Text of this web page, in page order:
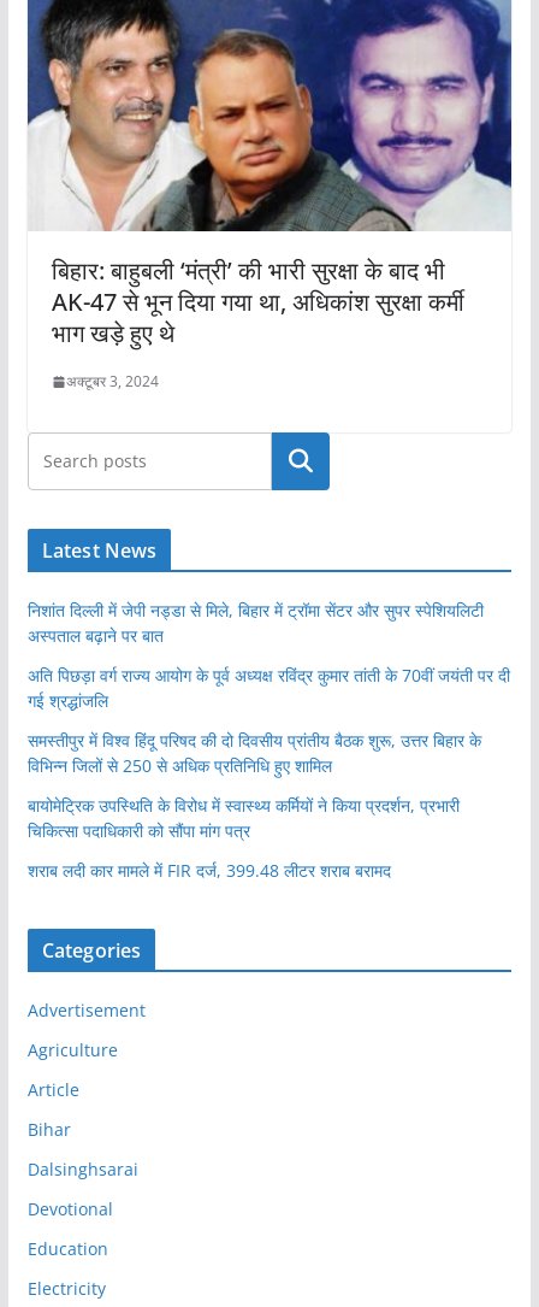
बिहार: बाहुबली ‘मंत्री’ की भारी सुरक्षा के बाद भी
AK-47 से भून दिया गया था, अधिकांश सुरक्षा कर्मी
भाग खड़े हुए थे
अक्टूबर 3, 2024
खोजें
Latest News
निशांत दिल्ली में जेपी नड्डा से मिले, बिहार में ट्रॉमा सेंटर और सुपर स्पेशियलिटी
अस्पताल बढ़ाने पर बात
अति पिछड़ा वर्ग राज्य आयोग के पूर्व अध्यक्ष रविंद्र कुमार तांती के 70वीं जयंती पर दी
गई श्रद्धांजलि
समस्तीपुर में विश्व हिंदू परिषद की दो दिवसीय प्रांतीय बैठक शुरू, उत्तर बिहार के
विभिन्न जिलों से 250 से अधिक प्रतिनिधि हुए शामिल
बायोमेट्रिक उपस्थिति के विरोध में स्वास्थ्य कर्मियों ने किया प्रदर्शन, प्रभारी
चिकित्सा पदाधिकारी को सौंपा मांग पत्र
शराब लदी कार मामले में FIR दर्ज, 399.48 लीटर शराब बरामद
Categories
Advertisement
Agriculture
Article
Bihar
Dalsinghsarai
Devotional
Education
Electricity